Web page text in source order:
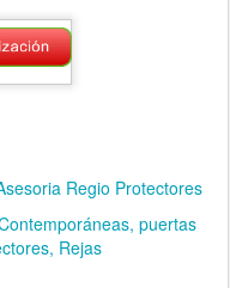
Regio Protectores
puertas
Rejas